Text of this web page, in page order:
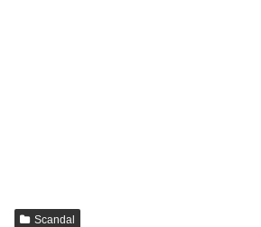
Scandal